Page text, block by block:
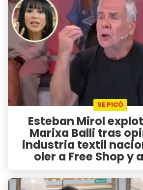
SE PICÓ
Esteban Mirol
Marixa Balli tras
industria textil
oler a Free Shop y